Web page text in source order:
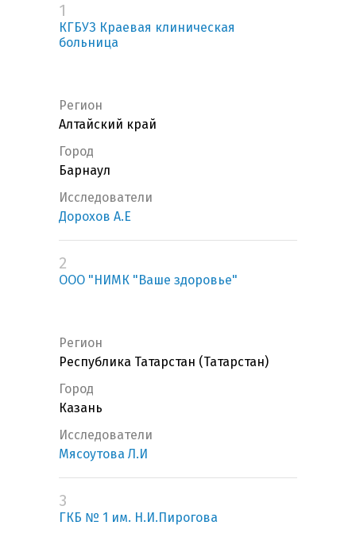
1
КГБУЗ Краевая клиническая
больница
Регион
Алтайский край
Город
Барнаул
Исследователи
Дорохов А.Е
2
ООО "НИМК "Ваше здоровье"
Регион
Республика Татарстан (Татарстан)
Город
Казань
Исследователи
Мясоутова Л.И
3
ГКБ № 1 им. Н.И.Пирогова